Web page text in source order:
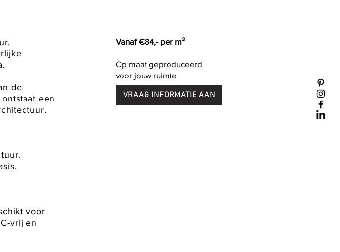
de
een
voor
vrij en
Vanaf €84,- per m²
Op maat geproduceerd
voor jouw ruimte
VRAAG INFORMATIE AAN